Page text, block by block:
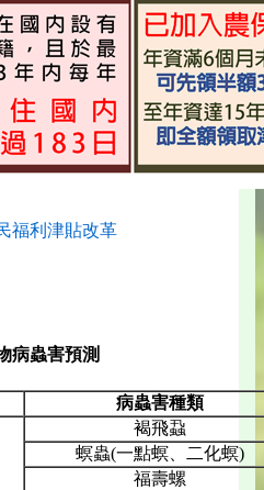
福利津貼改革
病蟲害預測
病蟲害種類
褐飛蝨
螟蟲(一點螟、二化螟)
福壽螺